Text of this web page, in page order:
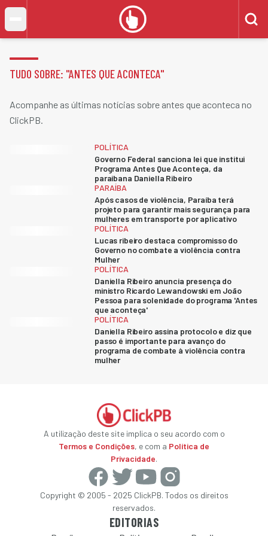
TUDO SOBRE: "ANTES QUE ACONTECA"
Acompanhe as últimas notícias sobre antes que aconteca no
ClickPB.
POLÍTICA
Governo Federal sanciona lei que institui
Programa Antes Que Aconteça, da
paraibana Daniella Ribeiro
PARAÍBA
Após casos de violência, Paraíba terá
projeto para garantir mais segurança para
mulheres em transporte por aplicativo
POLÍTICA
Lucas ribeiro destaca compromisso do
Governo no combate a violência contra
Mulher
POLÍTICA
Daniella Ribeiro anuncia presença do
ministro Ricardo Lewandowski em João
Pessoa para solenidade do programa 'Antes
que aconteça'
POLÍTICA
Daniella Ribeiro assina protocolo e diz que
passo é importante para avanço do
programa de combate à violência contra
mulher
A utilização deste site implica o seu acordo com o
Termos e Condições, e com a Política de
Privacidade.
Copyright © 2005 - 2025 ClickPB. Todos os direitos
reservados.
EDITORIAS